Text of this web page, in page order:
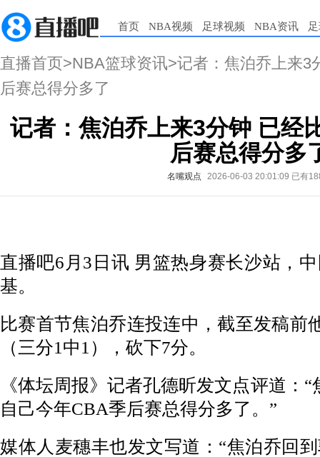
首页 NBA视频 足球视频 NBA资讯
直播首页>NBA篮球资讯>记者：焦泊乔上来3
后赛总得分多了
记者：焦泊乔上来3分钟 已经
后赛总得分多
名嘴观点 2026-06-03 20:01:09 已有
直播吧6月3日讯 男篮热身赛长沙站，
基。
比赛首节焦泊乔连投连中，截至发稿前
（三分1中1），砍下7分。
《体坛周报》记者孔德昕发文点评道：
自己今年CBA季后赛总得分多了。”
媒体人麦穗丰也发文写道：“焦泊乔回